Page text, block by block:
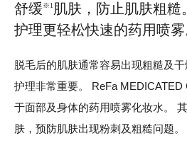
舒缓※1肌肤，防止肌肤粗糙。
护理更轻松快速的药用喷雾
脱毛后的肌肤通常容易出现粗糙及
护理非常重要。 ReFa
于面部及身体的药用喷雾化妆水。
肤，预防肌肤出现粉刺及粗糙问题